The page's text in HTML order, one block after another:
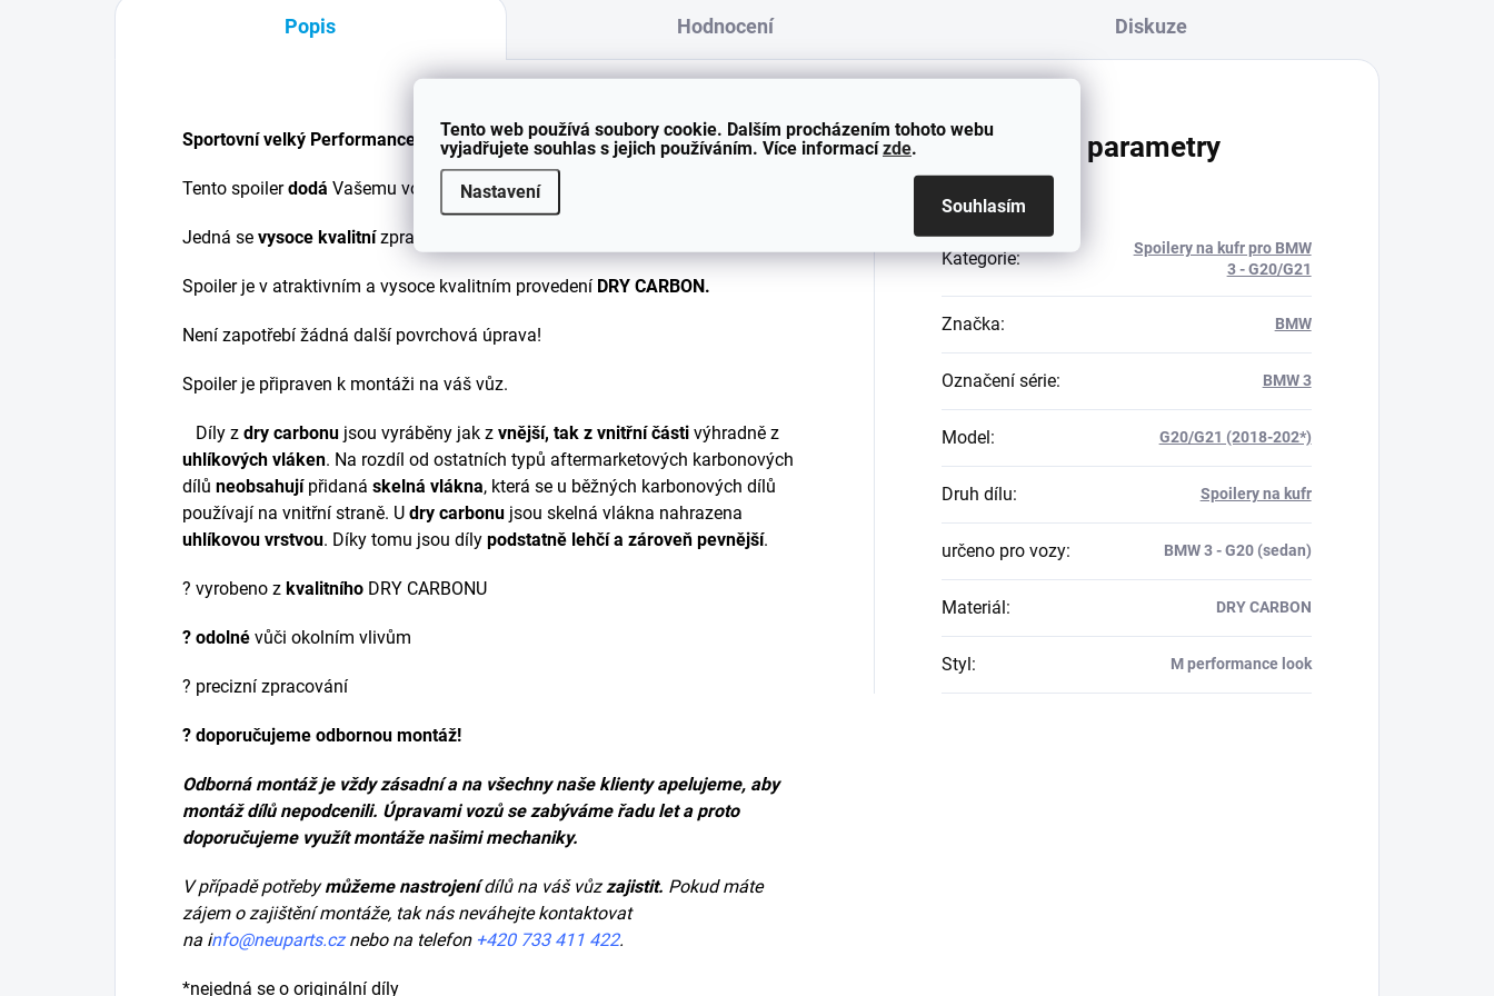
Tento web používá soubory cookie. Dalším procházením tohoto webu
vyjadřujete souhlas s jejich používáním. Více informacízde.
Nastavení
Souhlasím
Popis Hodnocení Diskuze
Sportovní velký Performance spoiler na kufr pro vozy BMW 3 - G20.
Tento spoilerdodá Vašemu vozu jednoznačně nepřehlédnutelný vzhled
Jedná se vysoce kvalitnízpracování.
Spoiler je v atraktivním a vysoce kvalitním provedení DRY CARBON .
Není zapotřebí žádná další povrchová úprava!
Spoiler je připraven k montáži na váš vůz.
Díly z dry carbonu jsou vyráběny jak z vnější, tak z vnitřní části výhradně z
uhlíkových vláken. Na rozdíl od ostatních typů aftermarketových karbonových
dílů neobsahujípřidaná skelná vlákna, která se u běžných karbonových dílů
používají na vnitřní straně. U dry carbonu jsou skelná vlákna nahrazena
uhlíkovou vrstvou. Díky tomu jsou díly podstatně lehčí a zároveň pevnější.
? vyrobeno z kvalitního DRY CARBONU
? odolné vůči okolním vlivům
? precizní zpracování
? doporučujeme odbornou montáž!
Odborná montáž je vždy zásadní a na všechny naše klienty apelujeme, aby
montáž dílů nepodcenili. Úpravami vozů se zabýváme řadu let a proto
doporučujeme využít montáže našimi mechaniky.
V případě potřebymůžeme nastrojenídílů na váš vůzzajistit. Pokud máte
zájem o zajištění montáže, tak nás neváhejte kontaktovat
na info@neuparts.cznebo na telefon +420 733 411 422.
*nejedná se o originální díly
Doplňkové parametry
Kategorie:
Spoilery na kufr pro BMW
3 - G20/G21
Značka: BMW
Označení série: BMW 3
Model : G20/G21 (2018-202*)
Druh dílu: Spoilery na kufr
určeno pro vozy: BMW 3 - G20 (sedan)
Materiál : DRY CARBON
Styl : M performance look